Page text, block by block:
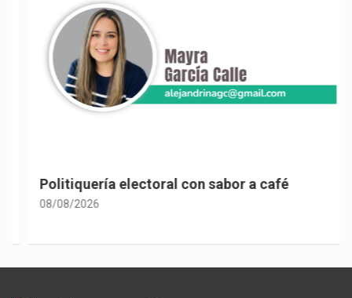
Politiquería electoral con sabor a café
08/08/2026